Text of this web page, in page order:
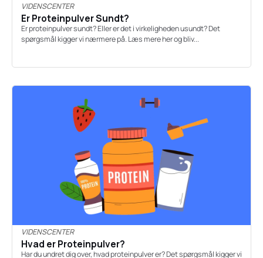
VIDENSCENTER
Er Proteinpulver Sundt?
Er proteinpulver sundt? Eller er det i virkeligheden usundt? Det
spørgsmål kigger vi nærmere på. Læs mere her og bliv...
VIDENSCENTER
Hvad er Proteinpulver?
Har du undret dig over, hvad proteinpulver er? Det spørgsmål kigger vi